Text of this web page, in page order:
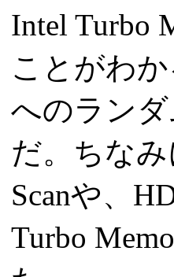
Intel Turbo
ことがわ
へのラン
だ。ちな
Scanや、
Turbo